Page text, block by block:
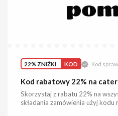
22% ZNIŻKI KOD Kod
Kod rabatowy 22% na
Skorzystaj z rabatu 22% na
składania zamówienia użyj